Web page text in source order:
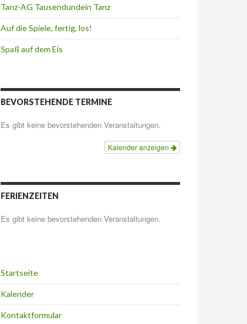
Tanz-AG Tausendundein Tanz
Auf die Spiele, fertig, los!
Spaß auf dem Eis
BEVORSTEHENDE TERMINE
Es gibt keine bevorstehenden Veranstaltungen.
Kalender anzeigen
FERIENZEITEN
Es gibt keine bevorstehenden Veranstaltungen.
Startseite
Kalender
Kontaktformular